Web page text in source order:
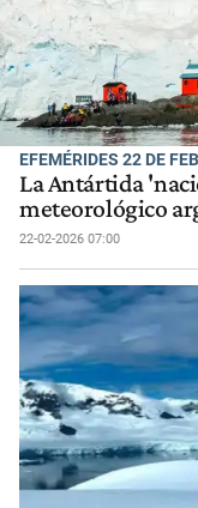
EFEMÉRIDES 22 DE
La Antártida
meteorológico
22-02-2026 07:00